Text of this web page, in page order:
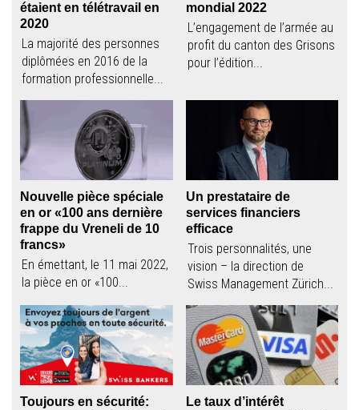
étaient en télétravail en
2020
La majorité des personnes
diplômées en 2016 de la
formation professionnelle...
mondial 2022
L’engagement de l’armée au
profit du canton des Grisons
pour l’édition...
Nouvelle pièce spéciale
en or «100 ans dernière
frappe du Vreneli de 10
francs»
En émettant, le 11 mai 2022,
la pièce en or «100...
Un prestataire de
services financiers
efficace
Trois personnalités, une
vision – la direction de
Swiss Management Zürich...
Toujours en sécurité:
Le taux d’intérêt